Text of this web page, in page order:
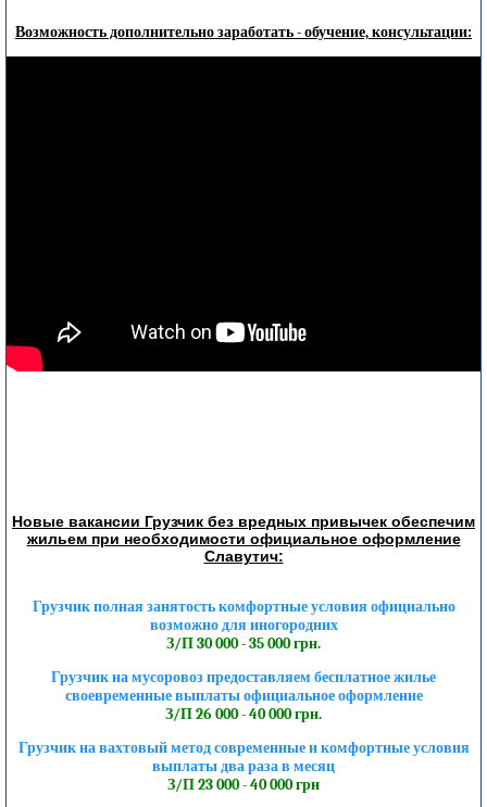
Возможность дополнительно заработать - обучение, консультации:
Новые вакансии Грузчик без вредных привычек обеспечим
жильем при необходимости официальное оформление
Славутич:
Грузчик полная занятость комфортные условия официально
возможно для иногородних
З/П 30 000 - 35 000 грн.
Грузчик на мусоровоз предоставляем бесплатное жилье
своевременные выплаты официальное оформление
З/П 26 000 - 40 000 грн.
Грузчик на вахтовый метод современные и комфортные условия
выплаты два раза в месяц
З/П 23 000 - 40 000 грн